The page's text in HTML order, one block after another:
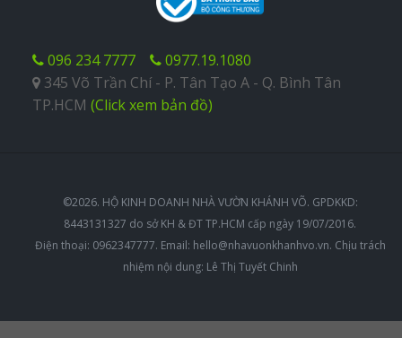
096 234 7777
0977.19.1080
345 Võ Trần Chí - P. Tân Tạo A - Q. Bình Tân
TP.HCM (Click xem bản đồ)
©2026. HỘ KINH DOANH NHÀ VƯỜN KHÁNH VÕ. GPDKKD:
8443131327 do sở KH & ĐT TP.HCM cấp ngày 19/07/2016.
Điện thoại: 0962347777. Email: hello@nhavuonkhanhvo.vn. Chịu trách
nhiệm nội dung: Lê Thị Tuyết Chinh